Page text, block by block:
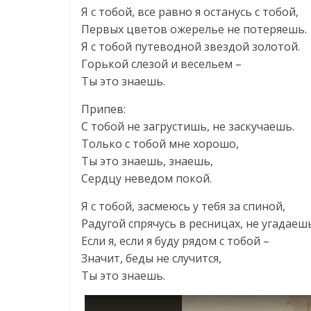
Я с тобой, все равно я останусь с тобой,
Первых цветов ожерелье не потеряешь.
Я с тобой путеводной звездой золотой.
Горькой слезой и весельем –
Ты это знаешь.
Припев:
С тобой не загрустишь, не заскучаешь.
Только с тобой мне хорошо,
Ты это знаешь, знаешь,
Сердцу неведом покой.
Я с тобой, засмеюсь у тебя за спиной,
Радугой спрячусь в ресницах, не
Если я, если я буду рядом с тобой –
Значит, беды не случится,
Ты это знаешь.